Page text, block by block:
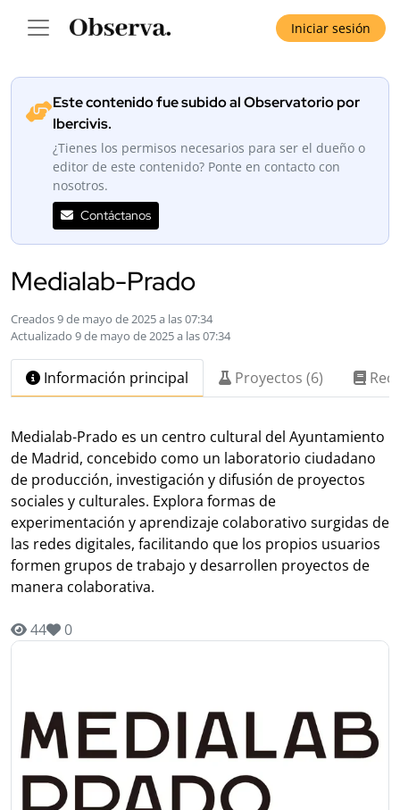
Iniciar sesión
Este contenido fue subido al Observatorio por
Ibercivis.
¿Tienes los permisos necesarios para ser el dueño o
editor de este contenido? Ponte en contacto con
nosotros.
Contáctanos
Medialab-Prado
Creados 9 de mayo de 2025 a las 07:34
Actualizado 9 de mayo de 2025 a las 07:34
Información principal Proyectos (6)
Medialab-Prado es un centro cultural del Ayuntamiento
de Madrid, concebido como un laboratorio ciudadano
de producción, investigación y difusión de proyectos
sociales y culturales. Explora formas de
experimentación y aprendizaje colaborativo surgidas de
las redes digitales, facilitando que los propios usuarios
formen grupos de trabajo y desarrollen proyectos de
manera colaborativa.
44 0